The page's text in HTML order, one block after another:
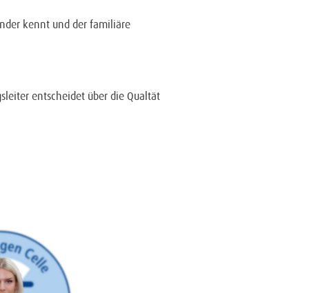
kennt und der familiäre
entscheidet über die Qualtät